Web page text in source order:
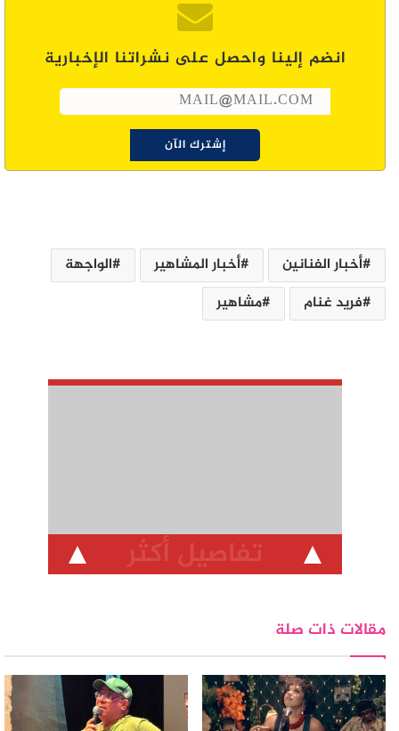
انضم إلينا واحصل على نشراتنا الإخبارية
أخبار الفنانين أخبار المشاهير
الواجهة
فريد غنام
مشاهير
تفاصيل أكثر
مقالات ذات صلة